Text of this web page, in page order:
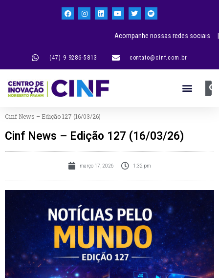
(47) 9 9286-5813 contato@cinf.com.br
Acompanhe nossas redes sociais |
Cinf News – Edição 127 (16/03/26)
Cinf News – Edição 127 (16/03/26)
março 17, 2026 1:32 pm